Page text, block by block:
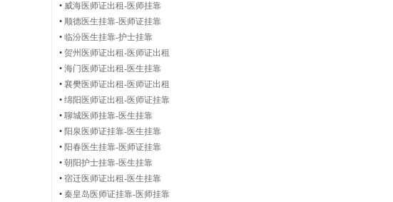
医
• 威海医师证出租-医师挂靠
• 顺德医生挂靠-医师证挂靠
• 临汾医生挂靠-护士挂靠
• 贺州医师证出租-医师证出租
• 海门医师证出租-医生挂靠
• 襄樊医师证出租-医师证出租
• 绵阳医师证出租-医师证挂靠
• 聊城医师挂靠-医生挂靠
• 阳泉医师证挂靠-医生挂靠
• 阳春医生挂靠-医师证挂靠
• 朝阳护士挂靠-医生挂靠
• 宿迁医师证出租-医生挂靠
• 秦皇岛医师证挂靠-医师挂靠